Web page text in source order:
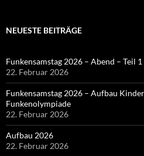
NEUESTE BEITRÄGE
Funkensamstag 2026 – Abend – Teil 1
22. Februar 2026
Funkensamstag 2026 – Aufbau
Funkenolympiade
22. Februar 2026
Aufbau 2026
22. Februar 2026